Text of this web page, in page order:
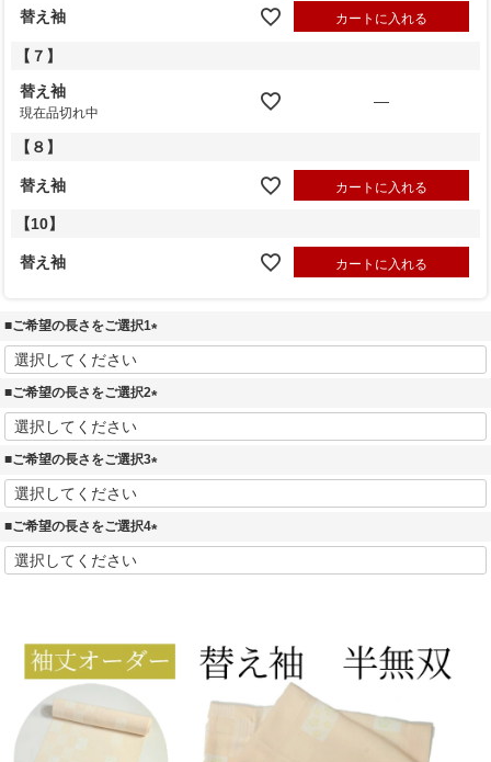
替え袖 カートに入れる
【７】
替え袖
現在品切れ中
—
【８】
替え袖 カートに入れる
【10】
替え袖 カートに入れる
■ご希望の長さをご選択1
(
必
須
)
■ご希望の長さをご選択2
(
必
須
)
■ご希望の長さをご選択3
(
必
須
)
■ご希望の長さをご選択4
必